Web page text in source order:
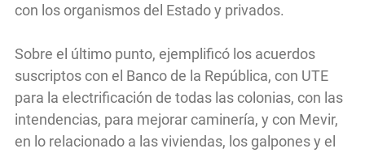
con los organismos del Estado y privados.
Sobre el último punto, ejemplificó los acuerdos
suscriptos con el Banco de la República, con UTE
para la electrificación de todas las colonias, con las
intendencias, para mejorar caminería, y con Mevir,
en lo relacionado a las viviendas, los galpones y el